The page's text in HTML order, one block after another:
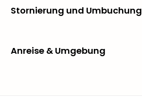
Stornierung und Umbuchung
Anreise & Umgebung